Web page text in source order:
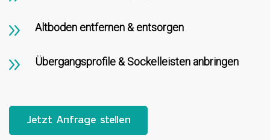
Altboden entfernen & entsorgen
Übergangsprofile & Sockelleisten anbringen
Jetzt Anfrage stellen